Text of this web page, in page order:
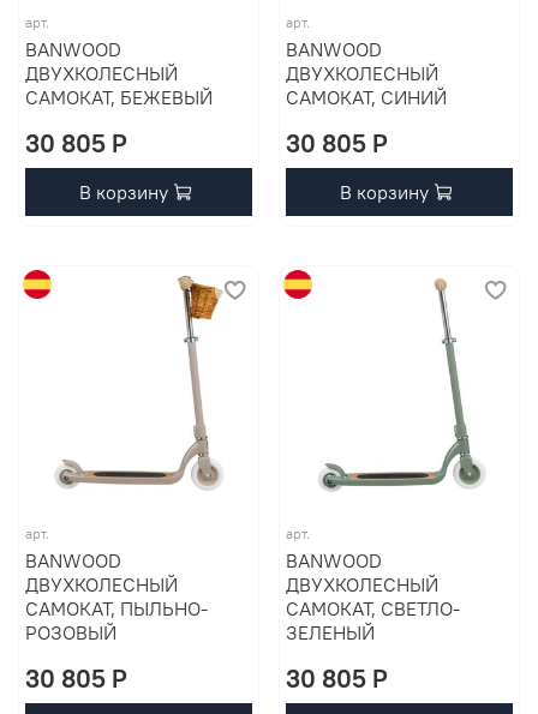
арт.
BANWOOD
ДВУХКОЛЕСНЫЙ
САМОКАТ, БЕЖЕВЫЙ
30 805 P
В корзину
арт.
BANWOOD
ДВУХКОЛЕСНЫЙ
САМОКАТ, СИНИЙ
30 805 P
В корзину
арт.
BANWOOD
ДВУХКОЛЕСНЫЙ
САМОКАТ, ПЫЛЬНО-
РОЗОВЫЙ
30 805 P
арт.
BANWOOD
ДВУХКОЛЕСНЫЙ
САМОКАТ, СВЕТЛО-
ЗЕЛЕНЫЙ
30 805 P